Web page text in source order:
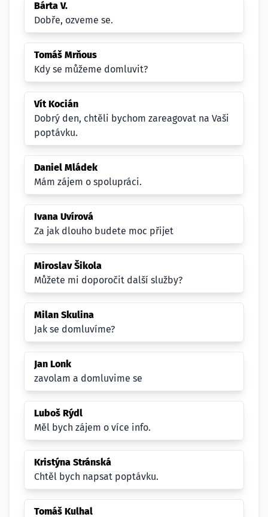
Bárta V.
Dobře, ozveme se.
Tomáš Mrňous
Kdy se můžeme domluvit?
Vít Kocián
Dobrý den, chtěli bychom zareagovat na Vaši
poptávku.
Daniel Mládek
Mám zájem o spolupráci.
Ivana Uvírová
Za jak dlouho budete moc přijet
Miroslav Šikola
Můžete mi doporočit další služby?
Milan Skulina
Jak se domluvíme?
Jan Lonk
zavolam a domluvime se
Luboš Rýdl
Měl bych zájem o více info.
Kristýna Stránská
Chtěl bych napsat poptávku.
Tomáš Kulhal